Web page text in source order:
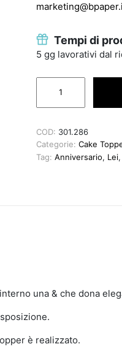
Tempi di
5 gg lavorativi dal
COD: 301.286
Categorie: Cake
Tag: Anniversario, Lei,
una & che dona
è realizzato.